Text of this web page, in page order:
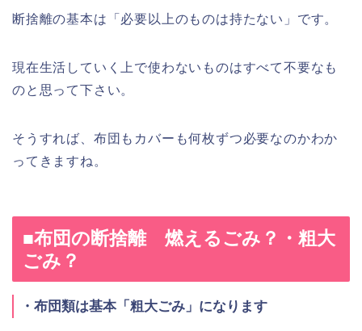
断捨離の基本は「必要以上のものは持たない」です。
現在生活していく上で使わないものはすべて不要なも
のと思って下さい。
そうすれば、布団もカバーも何枚ずつ必要なのかわか
ってきますね。
■布団の断捨離 燃えるごみ？・粗大
ごみ？
・布団類は基本「粗大ごみ」になります